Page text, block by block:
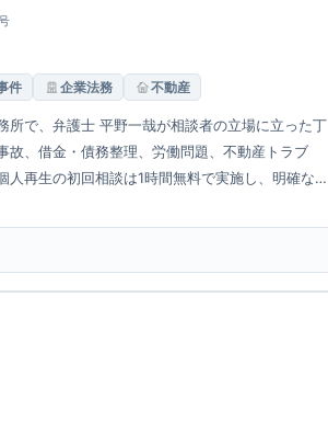
件 企業法務 不動産
で、弁護士 平野一哉が相談者の立場に立った丁
、借金・債務整理、労働問題、不動産トラブ
再生の初回相談は1時間無料で実施し、明確な費